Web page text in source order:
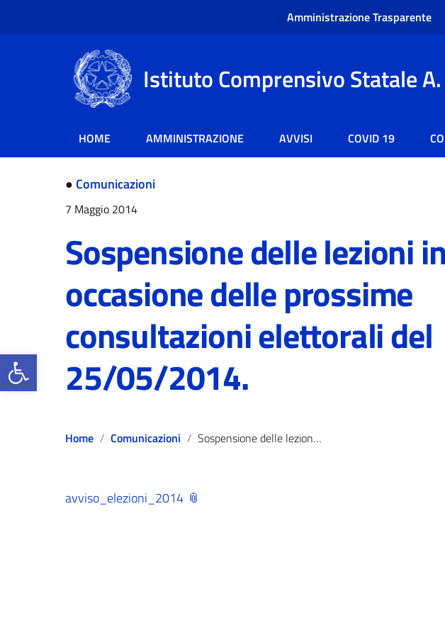
Open toolbar
Amministrazione Trasparente
Istituto Comprensivo Statale
HOME AMMINISTRAZIONE AVVISI COVID 19
● Comunicazioni
7 Maggio 2014
Sospensione delle lezioni in
occasione delle prossime
consultazioni elettorali del
25/05/2014.
Home Comunicazioni Sospensione delle lezioni in occasione delle prossime consultazioni elettorali del 25/05/2014.
avviso_elezioni_2014